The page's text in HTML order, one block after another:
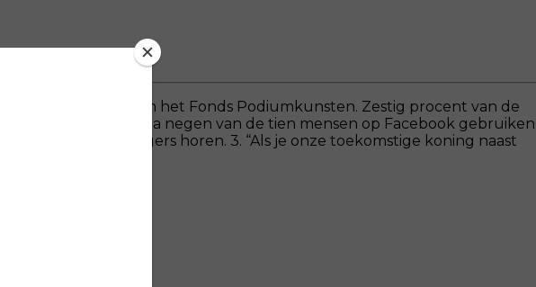
uit de cijfers van het Fonds Podiumkunsten. Zestig procent van de
muziek. 2. Bijna negen van de tien mensen op Facebook gebruiken
Zuckerman-volgers horen. 3. “Als je onze toekomstige koning naast